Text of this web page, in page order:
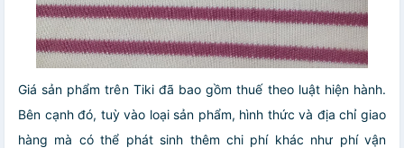
Giá sản phẩm trên Tiki đã bao gồm thuế theo luật hiện hành.
Bên cạnh đó, tuỳ vào loại sản phẩm, hình thức và địa chỉ giao
hàng mà có thể phát sinh thêm chi phí khác như phí vận